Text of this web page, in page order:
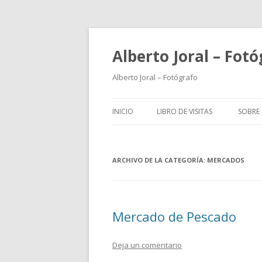
Alberto Joral –
Alberto Joral – Fotógrafo
INICIO LIBRO DE VISITAS SOBRE
ARCHIVO DE LA CATEGORÍA: MERCADOS
Mercado de Pescado
Deja un comentario